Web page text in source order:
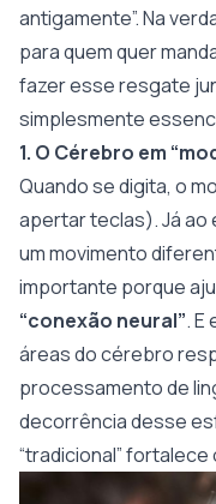
antigamente”. Na
para quem quer
fazer esse resgate
simplesmente
1. O Cérebro em
Quando se digita, o
apertar teclas). Já ao
um movimento
importante porque
“conexão neural”. E
áreas do cérebro
processamento de
decorrência desse
“tradicional” fortalece